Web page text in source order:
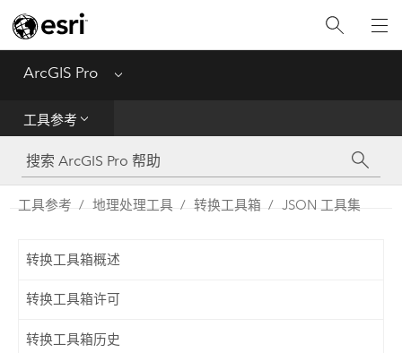
ArcGIS Pro Menu
工具参考
工具参考
Python
工具参考 地理处理工具 转换工具箱 JSON 工具集
转换工具箱概述
转换工具箱许可
转换工具箱历史